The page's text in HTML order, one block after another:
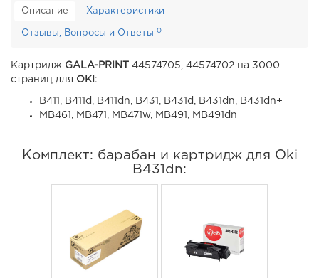
Описание Характеристики
Отзывы, Вопросы и Ответы 0
Картридж GALA-PRINT
44574705, 44574702 на 3000
страниц для OKI :
B411, B411d, B411dn, B431, B431d, B431dn, B431dn+
MB461, MB471, MB471w, MB491, MB491dn
Комплект: барабан и картридж для Oki
B431dn: